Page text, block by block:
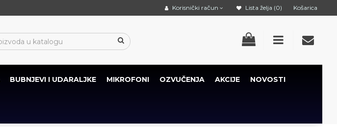
Korisnički račun Lista želja (0) Košarica
BUBNJEVI I UDARALJKE MIKROFONI OZVUČENJA AKCIJE NOVOSTI